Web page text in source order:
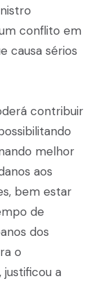
conflito em
causa sérios
contribuir
melhor
aos
bem estar
de
dos
o
justificou a